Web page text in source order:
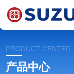
PRODUCT CENTER
产品中心